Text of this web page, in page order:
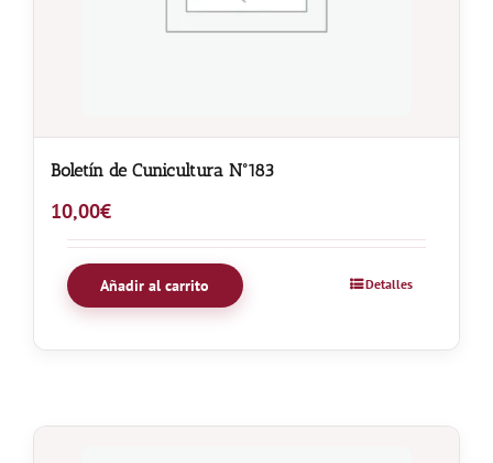
Boletín de Cunicultura Nº183
10,00€
Añadir al carrito Detalles